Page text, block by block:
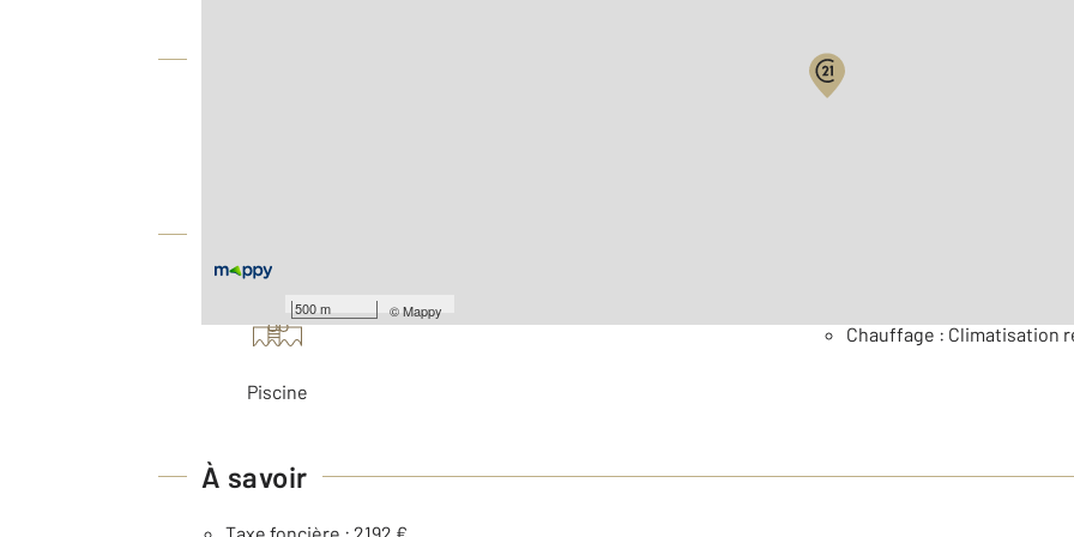
500 m ©Mappy
Piscine
Chauffage : Climatisation
À savoir
Taxe foncière : 2192 €